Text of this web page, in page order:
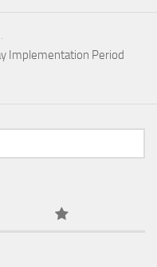
Implementation Period